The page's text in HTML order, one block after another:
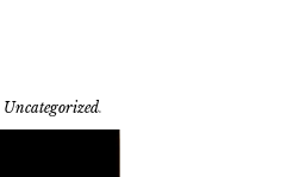
Uncategorized.